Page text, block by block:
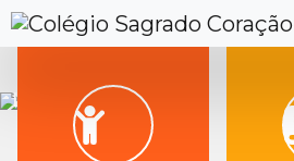
Previous Next